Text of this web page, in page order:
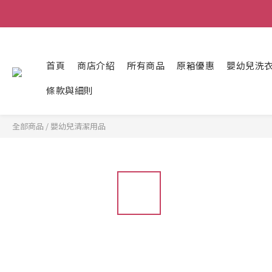
首頁 商店介紹 所有商品 原箱優惠
嬰幼兒洗
條款與細則
全部商品 / 嬰幼兒清潔用品